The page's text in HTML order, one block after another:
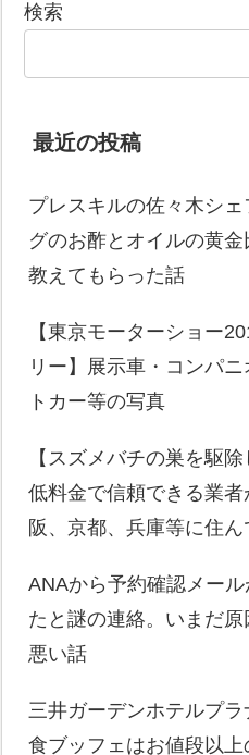
検索
最近の投稿
プレスキルの佐々木シ
グのお酢とオイルの黄金
教えてもらった話
【東京モーターショー
リー】展示車・コンパ
トカー等の写真
【スズメバチの巣を駆除
低料金で信頼できる業
阪、京都、兵庫等に住ん
ANAから予約確認メー
たと謎の連絡。いまだ
悪い話
三井ガーデンホテルプ
食ブッフェはお値段以